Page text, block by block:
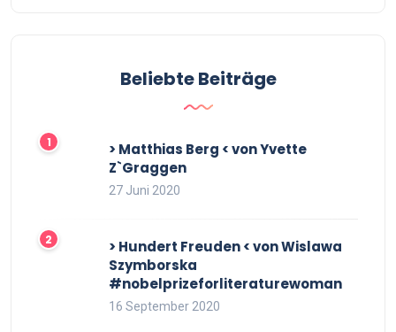
Beliebte Beiträge
> Matthias Berg < von Yvette
Z`Graggen
27 Juni 2020
> Hundert Freuden < von Wislawa
Szymborska
#nobelprizeforliteraturewoman
16 September 2020